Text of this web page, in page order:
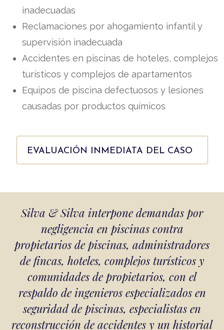
inadecuadas
Reclamaciones por ahogamiento infantil y
supervisión inadecuada
Accidentes en piscinas de hoteles, complejos
turísticos y complejos de apartamentos
Equipos de piscina defectuosos y lesiones
causadas por productos químicos
EVALUACIÓN INMEDIATA DEL CASO
Silva & Silva interpone demandas por
negligencia en piscinas contra
propietarios de piscinas, administradores
de fincas, hoteles, complejos turísticos y
comunidades de propietarios, con el
respaldo de ingenieros especializados en
seguridad de piscinas, especialistas en
reconstrucción de accidentes y un historial